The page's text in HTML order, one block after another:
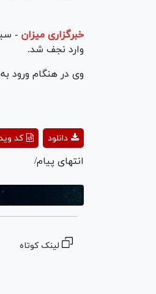
خبرگزاری میزان -
وارد نجف شد.
وی در هنگام ورود
کد دانلود
انتهای پیام/
لینک کوتاه